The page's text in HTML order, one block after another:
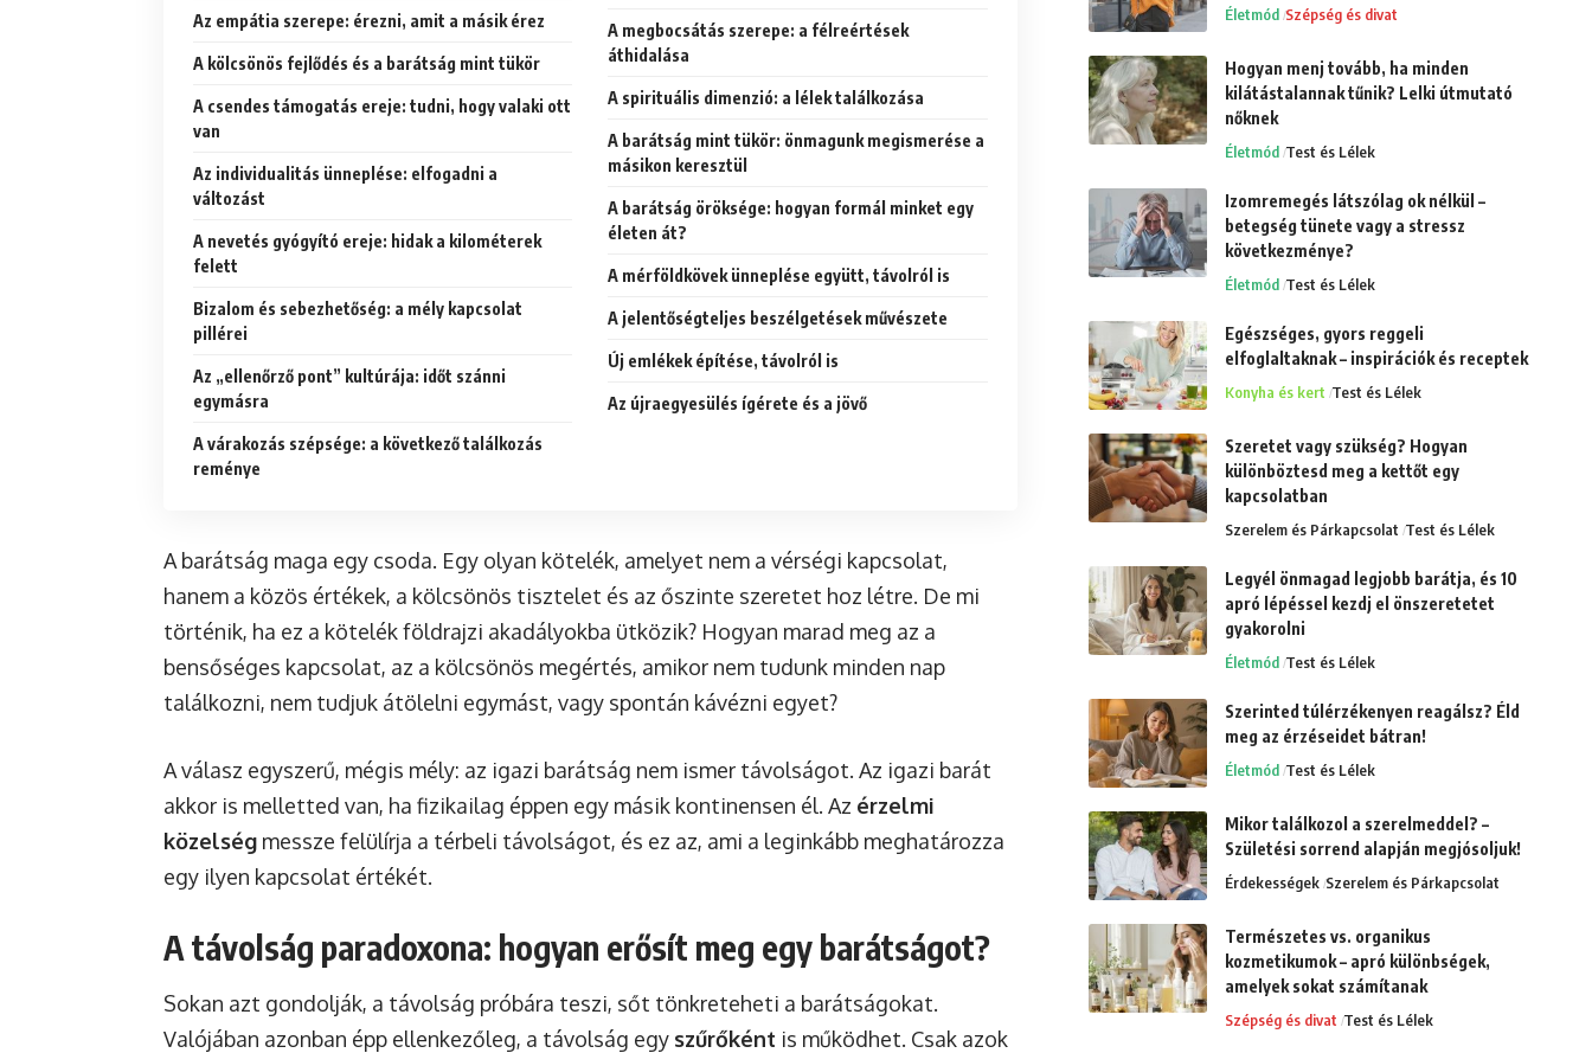
Az empátia szerepe: érezni, amit a másik érez
A kölcsönös fejlődés és a barátság mint tükör
A csendes támogatás ereje: tudni, hogy valaki ott
van
Az individualitás ünneplése: elfogadni a
változást
A nevetés gyógyító ereje: hidak a kilométerek
felett
Bizalom és sebezhetőség: a mély kapcsolat
pillérei
Az „ellenőrző pont” kultúrája: időt szánni
egymásra
A várakozás szépsége: a következő találkozás
reménye
A megbocsátás szerepe: a félreértések
áthidalása
A spirituális dimenzió: a lélek találkozása
A barátság mint tükör: önmagunk megismerése a
másikon keresztül
A barátság öröksége: hogyan formál minket egy
életen át?
A mérföldkövek ünneplése együtt, távolról is
A jelentőségteljes beszélgetések művészete
Új emlékek építése, távolról is
Az újraegyesülés ígérete és a jövő
A barátság maga egy csoda. Egy olyan kötelék, amelyet nem a vérségi kapcsolat,
hanem a közös értékek, a kölcsönös tisztelet és az őszinte szeretet hoz létre. De mi
történik, ha ez a kötelék földrajzi akadályokba ütközik? Hogyan marad meg az a
bensőséges kapcsolat, az a kölcsönös megértés, amikor nem tudunk minden nap
találkozni, nem tudjuk átölelni egymást, vagy spontán kávézni egyet?
A válasz egyszerű, mégis mély: az igazi barátság nem ismer távolságot. Az igazi barát
akkor is melletted van, ha fizikailag éppen egy másik kontinensen él. Az érzelmi
közelség messze felülírja a térbeli távolságot, és ez az, ami a leginkább meghatározza
egy ilyen kapcsolat értékét.
A távolság paradoxona: hogyan erősít meg egy barátságot?
Sokan azt gondolják, a távolság próbára teszi, sőt tönkreteheti a barátságokat.
Valójában azonban épp ellenkezőleg, a távolság egy szűrőként is működhet. Csak azok
Életmód Szépség és divat
Hogyan menj tovább, ha minden
kilátástalannak tűnik? Lelki útmutató
nőknek
Életmód Test és Lélek
Izomremegés látszólag ok nélkül –
betegség tünete vagy a stressz
következménye?
Életmód Test és Lélek
Egészséges, gyors reggeli
elfoglaltaknak – inspirációk és receptek
Konyha és kert Test és Lélek
Szeretet vagy szükség? Hogyan
különböztesd meg a kettőt egy
kapcsolatban
Szerelem és Párkapcsolat Test és Lélek
Legyél önmagad legjobb barátja, és 10
apró lépéssel kezdj el önszeretetet
gyakorolni
Életmód Test és Lélek
Szerinted túlérzékenyen reagálsz? Éld
meg az érzéseidet bátran!
Életmód Test és Lélek
Mikor találkozol a szerelmeddel? –
Születési sorrend alapján megjósoljuk!
Érdekességek Szerelem és Párkapcsolat
Természetes vs. organikus
kozmetikumok – apró különbségek,
amelyek sokat számítanak
Szépség és divat Test és Lélek